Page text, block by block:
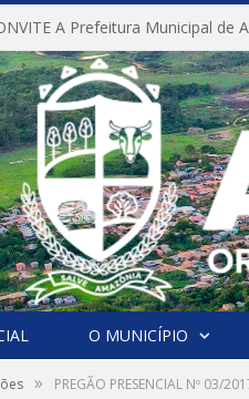
O MUNICÍPIO
» PREGÃO PRESENCIAL Nº 03/